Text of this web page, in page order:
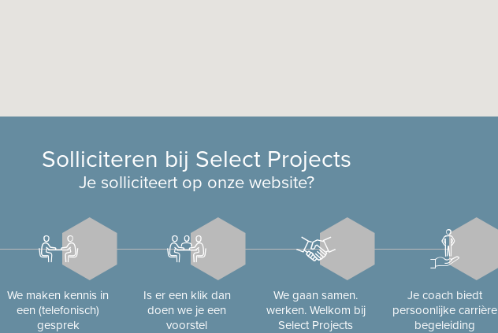
Solliciteren bij Select Projects
Je solliciteert op onze website?
We maken kennis in
een (telefonisch)
gesprek
Is er een klik dan
doen we je een
voorstel
We gaan samen.
werken. Welkom bij
Select Projects
Je coach biedt
persoonlijke carrière
begeleiding